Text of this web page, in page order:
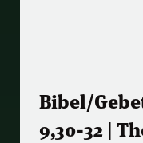
Bibel/
9,30-32 |